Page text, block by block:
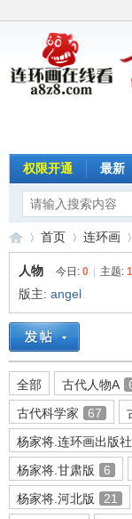
权限开通 最新
连
环
»
首页
›
连环画
›
人物 今日: 0 主题:
版主: angel
全部 古代人物A
古代科学家
67
杨家将.连环画出版社
杨家将.甘肃版
6
杨家将.河北版
21